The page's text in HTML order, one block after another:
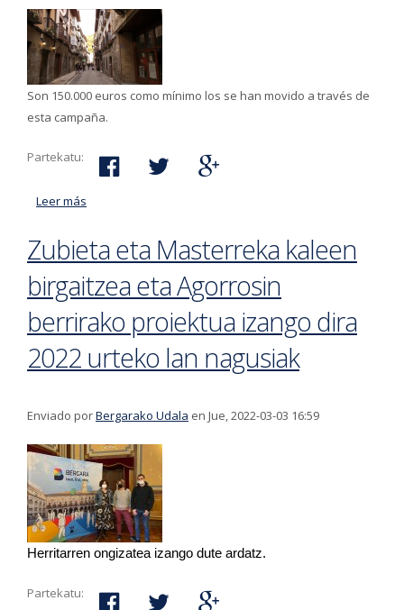
Son 150.000 euros como mínimo los se han movido a través de
esta campaña.
Partekatu:
Leer más
Zubieta eta Masterreka kaleen
birgaitzea eta Agorrosin
berrirako proiektua izango dira
2022 urteko lan nagusiak
Enviado porBergarako Udala en Jue, 2022-03-03 16:59
Herritarren ongizatea izango dute ardatz.
Partekatu: